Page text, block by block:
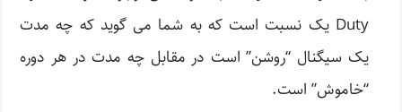
Duty یک نسبت است که به شما می گوید که چه مدت
یک سیگنال “روشن” است در مقابل چه مدت در هر دوره
“خاموش” است.